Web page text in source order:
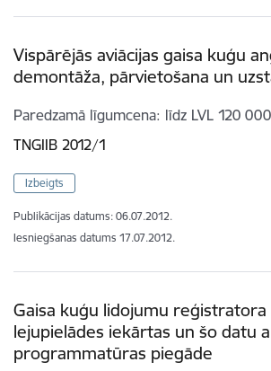
Vispārējās aviācijas gaisa kuģu
demontāža, pārvietošana un
Paredzamā līgumcena līdz LVL 120 000
TNGIIB 2012/1
Izbeigts
Publikācijas datums: 06.07.2012.
Iesniegšanas datums 17.07.2012.
Gaisa kuģu lidojumu reģistratora
lejupielādes iekārtas un šo datu
programmatūras piegāde